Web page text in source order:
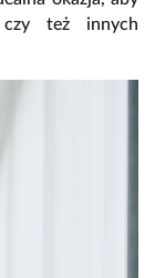
czy też innych